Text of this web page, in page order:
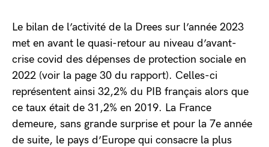
Le bilan de l’activité de la Drees sur l’année 2023
met en avant le quasi-retour au niveau d’avant-
crise covid des dépenses de protection sociale en
2022 (voir la page 30 du rapport). Celles-ci
représentent ainsi 32,2% du PIB français alors que
ce taux était de 31,2% en 2019. La France
demeure, sans grande surprise et pour la 7e année
de suite, le pays d’Europe qui consacre la plus